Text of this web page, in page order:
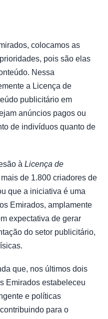
colocamos as
pois são elas
Nessa
a Licença de
publicitário em
anúncios pagos ou
de indivíduos quanto de
à Licença de
de 1.800 criadores de
que a iniciativa é uma
Emirados, amplamente
expectativa de gerar
do setor publicitário,
que, nos últimos dois
Emirados estabeleceu
e políticas
para o